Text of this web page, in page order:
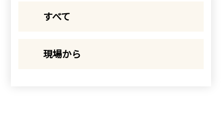
すべて
現場から